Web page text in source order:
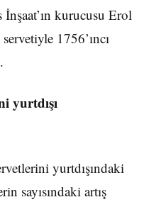
İnşaat’ın kurucusu Erol
1756’ıncı
yurtdışı
yurtdışındaki
sayısındaki artış